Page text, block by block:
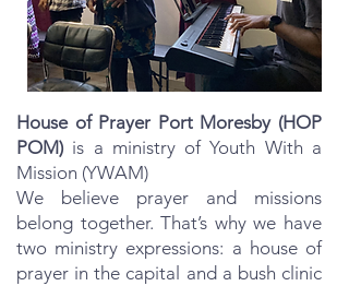
House of Prayer Port Moresby (HOP
POM) is a ministry of Youth With a
Mission (YWAM)
We believe prayer and missions
belong together. That’s why we have
two ministry expressions: a house of
prayer in the capital and a bush clinic